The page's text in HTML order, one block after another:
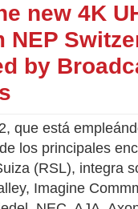
new 4K
NEP
by
que está
los principales
(RSL), integra
Imagine